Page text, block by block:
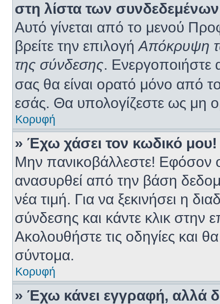
στη λίστα των
Αυτό γίνεται από το μενού
βρείτε την επιλογήΑπόκρυψη
της σύνδεσης. Ενεργοποιήστε
σας θα είναι ορατό μόνο από
εσάς. Θα υπολογίζεστε ως μη
Κορυφή
» Έχω χάσει τον κωδικό μου!
Μην πανικοβάλλεστε! Εφόσον
ανασυρθεί από την βάση
νέα τιμή. Για να ξεκινήσει η
σύνδεσης και κάντε κλικ στην
Ακολουθήστε τις οδηγίες και
σύντομα.
Κορυφή
» Έχω κάνει εγγραφή, αλλά